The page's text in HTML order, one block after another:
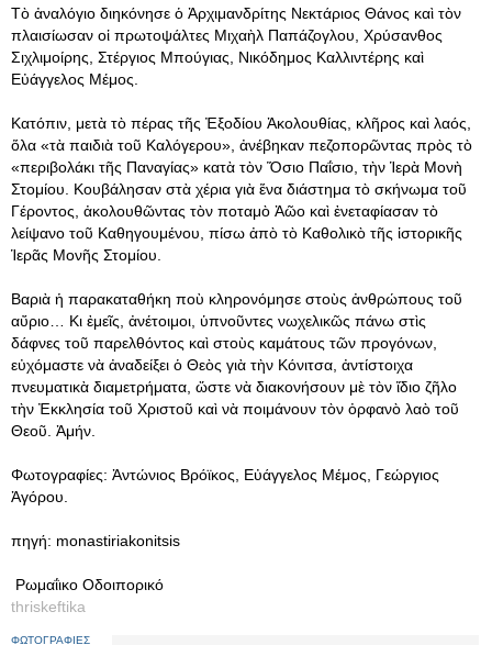
Τὸ ἀναλόγιο διηκόνησε ὁ Ἀρχιμανδρίτης Νεκτάριος Θάνος καὶ τὸν
πλαισίωσαν οἱ πρωτοψάλτες Μιχαὴλ Παπάζογλου, Χρύσανθος
Σιχλιμοίρης, Στέργιος Μπούγιας, Νικόδημος Καλλιντέρης καὶ
Εὐάγγελος Μέμος.
Κατόπιν, μετὰ τὸ πέρας τῆς Ἐξοδίου Ἀκολουθίας, κλῆρος καὶ λαός,
ὅλα «τὰ παιδιὰ τοῦ Καλόγερου», ἀνέβηκαν πεζοπορῶντας πρὸς τὸ
«περιβολάκι τῆς Παναγίας» κατὰ τὸν Ὅσιο Παΐσιο, τὴν Ἱερὰ Μονὴ
Στομίου. Κουβάλησαν στὰ χέρια γιὰ ἕνα διάστημα τὸ σκήνωμα τοῦ
Γέροντος, ἀκολουθῶντας τὸν ποταμὸ Ἀῶο καὶ ἐνεταφίασαν τὸ
λείψανο τοῦ Καθηγουμένου, πίσω ἀπὸ τὸ Καθολικὸ τῆς ἱστορικῆς
Ἱερᾶς Μονῆς Στομίου.
Βαριὰ ἡ παρακαταθήκη ποὺ κληρονόμησε στοὺς ἀνθρώπους τοῦ
αὔριο… Κι ἐμεῖς, ἀνέτοιμοι, ὑπνοῦντες νωχελικῶς πάνω στὶς
δάφνες τοῦ παρελθόντος καὶ στοὺς καμάτους τῶν προγόνων,
εὐχόμαστε νὰ ἀναδείξει ὁ Θεὸς γιὰ τὴν Κόνιτσα, ἀντίστοιχα
πνευματικὰ διαμετρήματα, ὥστε νὰ διακονήσουν μὲ τὸν ἴδιο ζῆλο
τὴν Ἐκκλησία τοῦ Χριστοῦ καὶ νὰ ποιμάνουν τὸν ὀρφανὸ λαὸ τοῦ
Θεοῦ. Ἀμήν.
Φωτογραφίες: Ἀντώνιος Βρόϊκος, Εὐάγγελος Μέμος, Γεώργιος
Ἀγόρου.
πηγή: monastiriakonitsis
Ρωμαΐικο Οδοιπορικό
thriskeftika
ΦΩΤΟΓΡΑΦΙΕΣ